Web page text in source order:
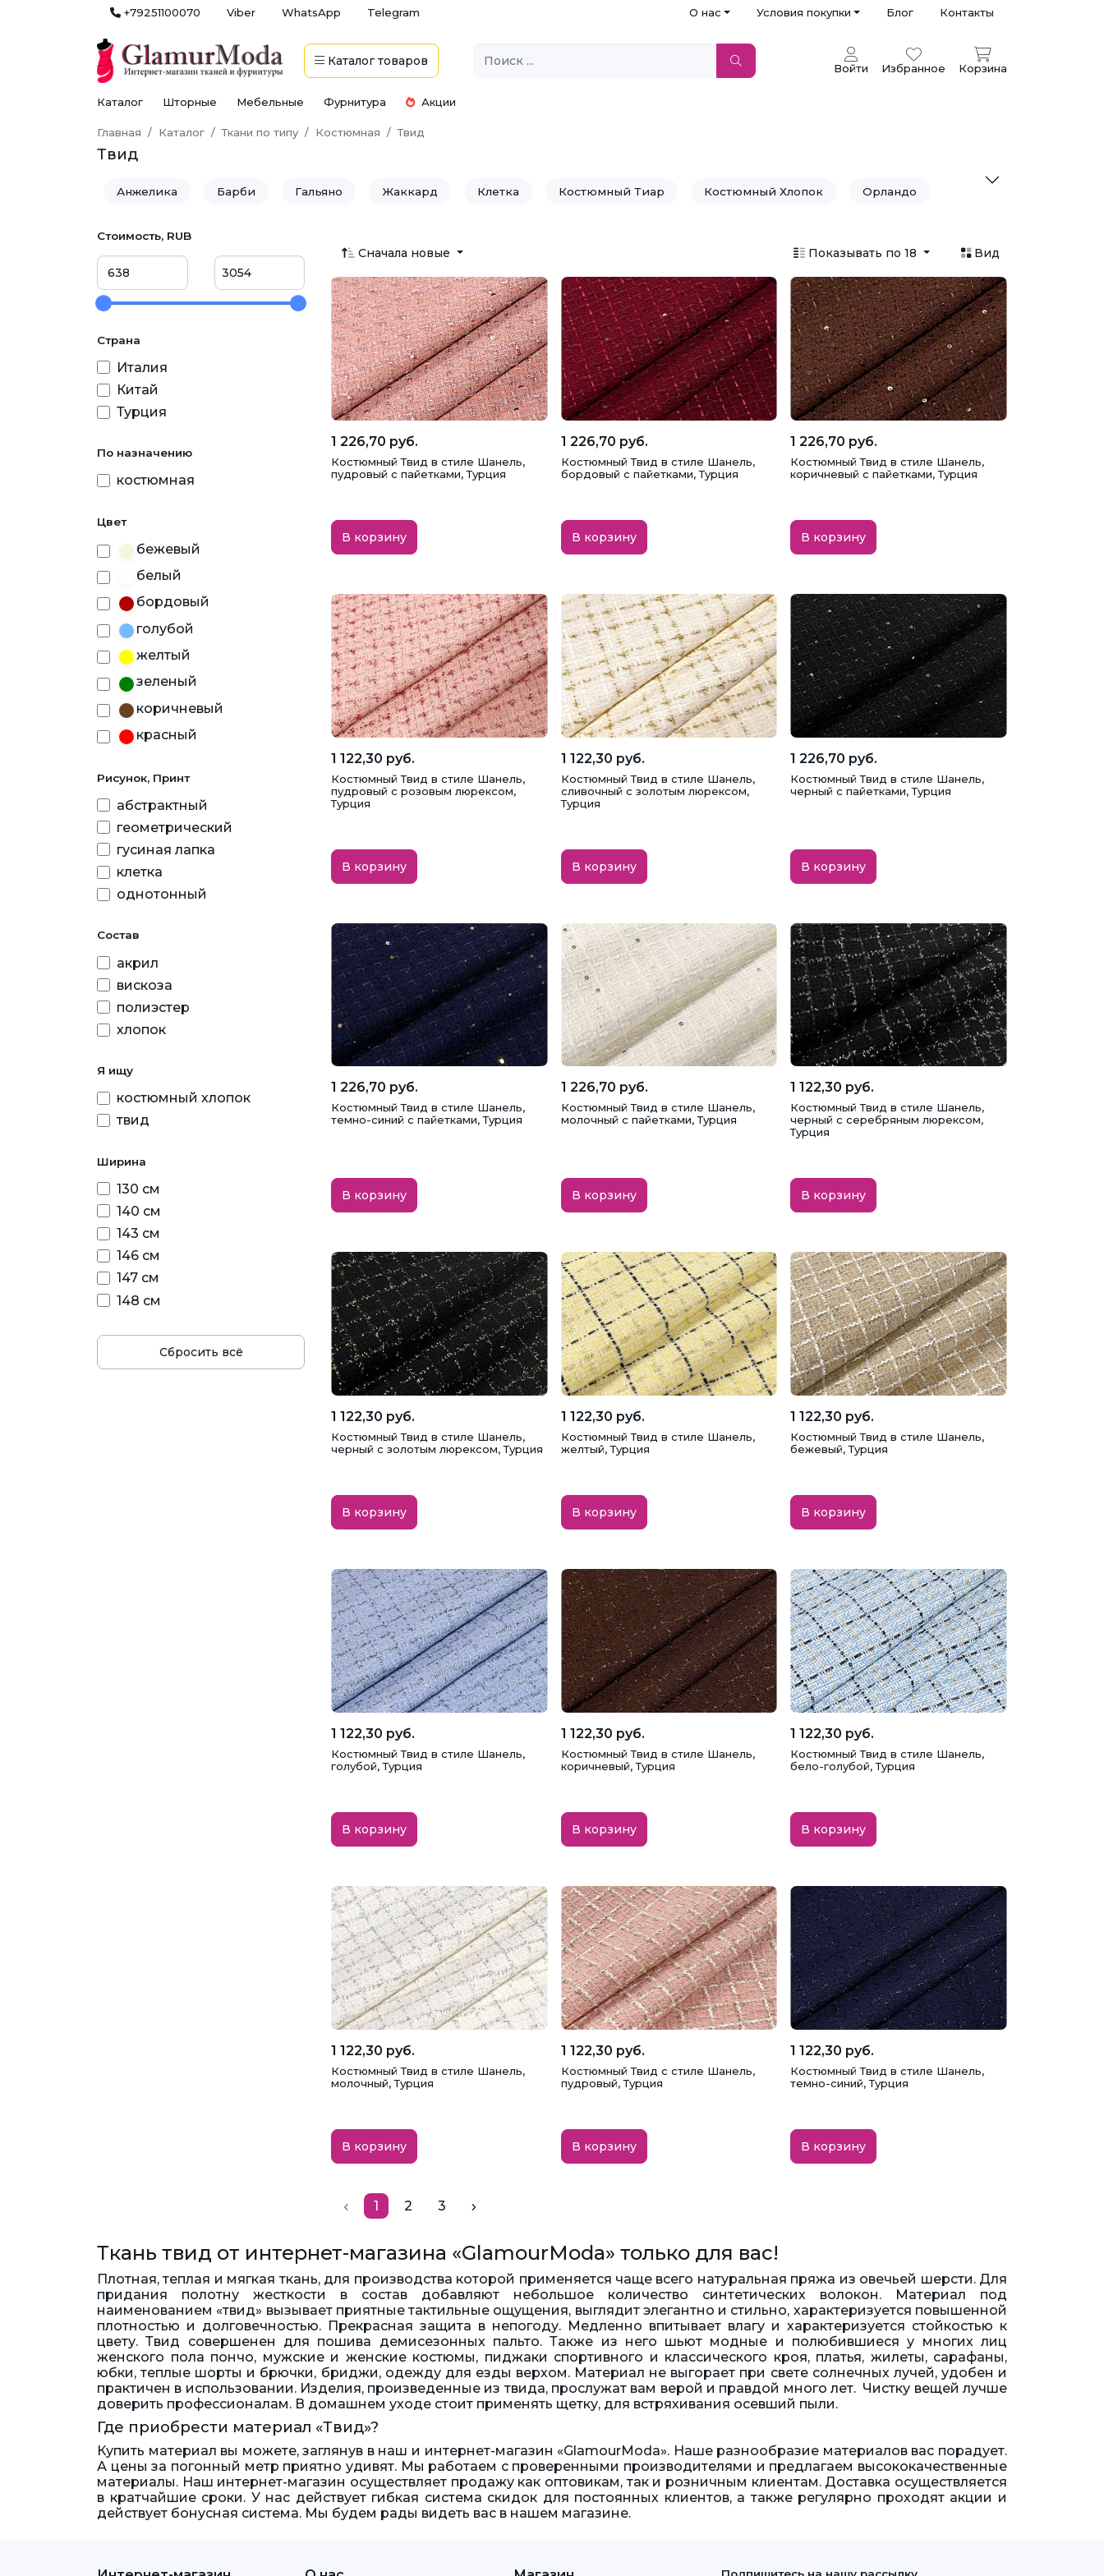
+79251100070 Viber WhatsApp Telegram О нас Условия покупки Блог Контакты
Каталог товаров Войти Избранное Корзина
Каталог Шторные Мебельные Фурнитура Акции
Главная Каталог Ткани по типу Костюмная Твид
Твид
Анжелика Барби Гальяно Жаккард Клетка Костюмный Тиар Костюмный Хлопок Орландо
Пикачу (пикачо)
Стоимость, RUB
Страна
Италия
Китай
Турция
По назначению
костюмная
Цвет
бежевый
белый
бордовый
голубой
желтый
зеленый
коричневый
красный
молочный
мятный
пудра
разноцветный
черный
Рисунок, Принт
абстрактный
геометрический
гусиная лапка
клетка
однотонный
Состав
акрил
вискоза
полиэстер
хлопок
Я ищу
костюмный хлопок
твид
Ширина
130 см
140 см
143 см
146 см
147 см
148 см
Сбросить всё
Сначала новые Показывать по 18 Вид
1 226,70 руб.
Костюмный Твид в стиле Шанель,
пудровый с пайетками, Турция
В корзину
1 226,70 руб.
Костюмный Твид в стиле Шанель,
бордовый с пайетками, Турция
В корзину
1 226,70 руб.
Костюмный Твид в стиле Шанель,
коричневый с пайетками, Турция
В корзину
1 122,30 руб.
Костюмный Твид в стиле Шанель,
пудровый с розовым люрексом,
Турция
В корзину
1 122,30 руб.
Костюмный Твид в стиле Шанель,
сливочный с золотым люрексом,
Турция
В корзину
1 226,70 руб.
Костюмный Твид в стиле Шанель,
черный с пайетками, Турция
В корзину
1 226,70 руб.
Костюмный Твид в стиле Шанель,
темно-синий с пайетками, Турция
В корзину
1 226,70 руб.
Костюмный Твид в стиле Шанель,
молочный с пайетками, Турция
В корзину
1 122,30 руб.
Костюмный Твид в стиле Шанель,
черный с серебряным люрексом,
Турция
В корзину
1 122,30 руб.
Костюмный Твид в стиле Шанель,
черный с золотым люрексом, Турция
В корзину
1 122,30 руб.
Костюмный Твид в стиле Шанель,
желтый, Турция
В корзину
1 122,30 руб.
Костюмный Твид в стиле Шанель,
бежевый, Турция
В корзину
1 122,30 руб.
Костюмный Твид в стиле Шанель,
голубой, Турция
В корзину
1 122,30 руб.
Костюмный Твид в стиле Шанель,
коричневый, Турция
В корзину
1 122,30 руб.
Костюмный Твид в стиле Шанель,
бело-голубой, Турция
В корзину
1 122,30 руб.
Костюмный Твид в стиле Шанель,
молочный, Турция
В корзину
1 122,30 руб.
Костюмный Твид с стиле Шанель,
пудровый, Турция
В корзину
1 122,30 руб.
Костюмный Твид в стиле Шанель,
темно-синий, Турция
В корзину
1 2 3
Ткань твид от интернет-магазина «GlamourModa» только для вас!
Плотная, теплая и мягкая ткань, для производства которой применяется чаще всего натуральная пряжа из овечьей шерсти. Для
придания полотну жесткости в состав добавляют небольшое количество синтетических волокон. Материал под
наименованием «твид» вызывает приятные тактильные ощущения, выглядит элегантно и стильно, характеризуется повышенной
плотностью и долговечностью. Прекрасная защита в непогоду. Медленно впитывает влагу и характеризуется стойкостью к
цвету. Твид совершенен для пошива демисезонных пальто. Также из него шьют модные и полюбившиеся у многих лиц
женского пола пончо, мужские и женские костюмы, пиджаки спортивного и классического кроя, платья, жилеты, сарафаны,
юбки, теплые шорты и брючки, бриджи, одежду для езды верхом. Материал не выгорает при свете солнечных лучей, удобен и
практичен в использовании. Изделия, произведенные из твида, прослужат вам верой и правдой много лет. Чистку вещей лучше
доверить профессионалам. В домашнем уходе стоит применять щетку, для встряхивания осевший пыли.
Где приобрести материал «Твид»?
Купить материал вы можете, заглянув в наш и интернет-магазин «GlamourModa». Наше разнообразие материалов вас порадует.
А цены за погонный метр приятно удивят. Мы работаем с проверенными производителями и предлагаем высококачественные
материалы. Наш интернет-магазин осуществляет продажу как оптовикам, так и розничным клиентам. Доставка осуществляется
в кратчайшие сроки. У нас действует гибкая система скидок для постоянных клиентов, а также регулярно проходят акции и
действует бонусная система. Мы будем рады видеть вас в нашем магазине.
Подпишитесь на нашу рассылку